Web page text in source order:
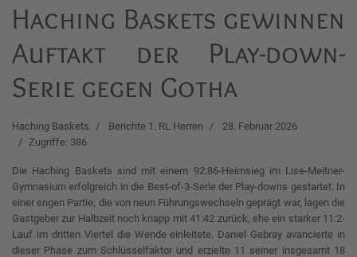
Haching Baskets gewinnen
Auftakt der Play-down-
Serie gegen Gotha
Haching Baskets Berichte 1. RL Herren
28. Februar 2026
Zugriffe: 386
Die Haching Baskets sind mit einem 92:86-Heimsieg im Lise-Meitner-
Gymnasium erfolgreich in die Best-of-3-Serie der Play-downs gestartet. In
einer engen Partie, die von neun Führungswechseln geprägt war, lagen die
Gastgeber zur Halbzeit noch knapp mit 41:42 zurück, ehe ein starker 11:2-
Lauf im dritten Viertel die Wende einleitete. Daniel Gebray avancierte in
dieser Phase zum Schlüsselfaktor und erzielte 11 seiner insgesamt 18